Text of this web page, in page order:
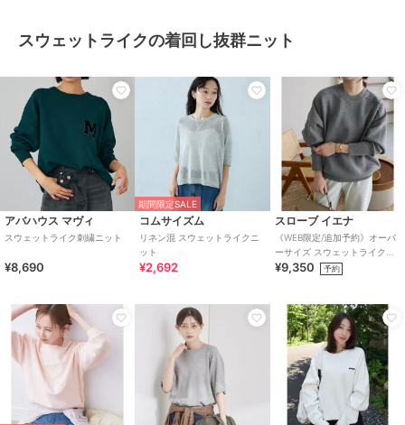
スウェットライクの着回し抜群ニット
アバハウス マヴィ
スウェットライク刺繍ニット
¥8,690
期間限定SALE
コムサイズム
リネン混 スウェットライクニ
ット
¥2,692
スローブ イエナ
《WEB限定/追加予約》オーバ
ーサイズ スウェットライクニ
ット
¥9,350 予約